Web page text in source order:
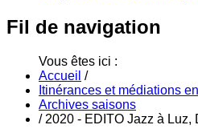
Fil de navigation
Vous êtes ici :
Accueil /
Itinérances et médiations
Archives saisons
/ 2020 - EDITO Jazz à Luz,